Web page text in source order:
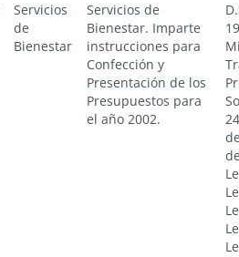
Servicios
de
Bienestar
Servicios de
Bienestar. Imparte
instrucciones para
Confección y
Presentación de los
Presupuestos para
el año 2002.